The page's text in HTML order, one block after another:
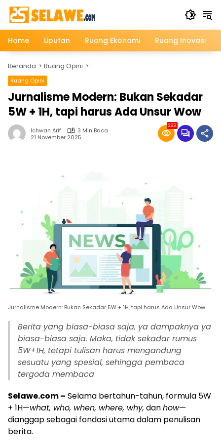
Langsung
konten
Home
Liputan Ruang Ekonomi Ruang Inovasi
Beranda Ruang Opini
Ruang Opini
Jurnalisme Modern: Bukan Sekadar
5W + 1H, tapi harus Ada Unsur Wow
Ichwan Arif
3 Min Baca
21 November 2025
283
Jurnalisme Modern: Bukan Sekadar 5W + 1H, tapi harus Ada Unsur Wow
Berita yang biasa-biasa saja, ya dampaknya ya
biasa-biasa saja. Maka, tidak sekadar rumus
5W+1H, tetapi tulisan harus mengandung
sesuatu yang spesial, sehingga pembaca
tergoda membaca
Selawe.com – Selama bertahun-tahun, formula 5W
+ 1H—what, who, when, where, why, danhow—
dianggap sebagai fondasi utama dalam penulisan
berita.